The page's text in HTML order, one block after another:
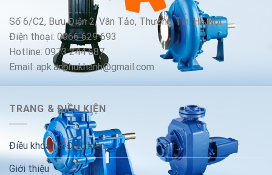
Số 6/C2, Bưu Điện 2, Vân Tảo, Thường Tín, Hà Nội
Điện thoại: 0966 629 693
Hotline: 0973 244 687
Email: apk.anphukhanh@gmail.com
TRANG & ĐIỀU KIỆN
Điều khoản & Điều kiện
Giới thiệu